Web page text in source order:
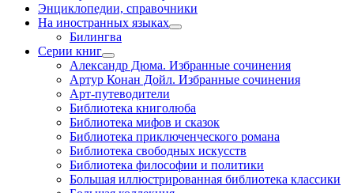
Энциклопедии, справочники
На иностранных языках
Билингва
Серии книг
Александр Дюма. Избранные сочинения
Артур Конан Дойл. Избранные сочинения
Арт-путеводители
Библиотека книголюба
Библиотека мифов и сказок
Библиотека приключенческого романа
Библиотека свободных искусств
Библиотека философии и политики
Большая иллюстрированная библиотека классики